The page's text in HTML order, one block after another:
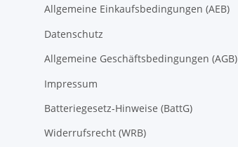
Allgemeine Einkaufsbedingungen (AEB)
Datenschutz
Allgemeine Geschäftsbedingungen (AGB)
Impressum
Batteriegesetz-Hinweise (BattG)
Widerrufsrecht (WRB)